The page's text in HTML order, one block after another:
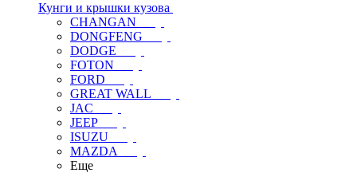
Кунги и крышки кузова
CHANGAN
DONGFENG
DODGE
FOTON
FORD
GREAT WALL
JAC
JEEP
ISUZU
MAZDA
Еще